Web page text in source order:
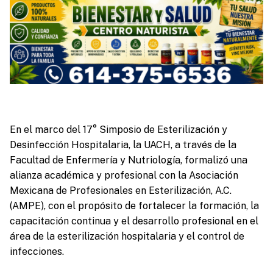
En el marco del 17° Simposio de Esterilización y
Desinfección Hospitalaria, la UACH, a través de la
Facultad de Enfermería y Nutriología, formalizó una
alianza académica y profesional con la Asociación
Mexicana de Profesionales en Esterilización, A.C.
(AMPE), con el propósito de fortalecer la formación, la
capacitación continua y el desarrollo profesional en el
área de la esterilización hospitalaria y el control de
infecciones.